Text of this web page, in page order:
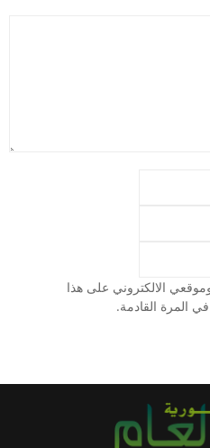
الالكتروني على هذا
المرة القادمة.